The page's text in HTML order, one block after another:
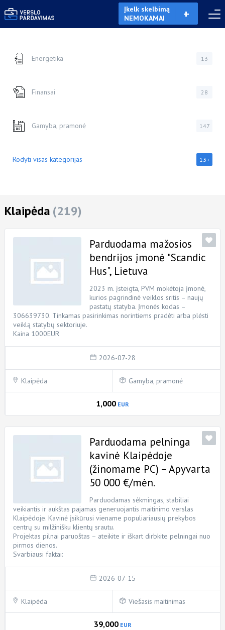
Įkelk skelbimą
NEMOKAMAI
Energetika 13
Finansai 28
Gamyba, pramonė 147
Rodyti visas kategorijas 13+
Klaipėda (219)
Parduodama mažosios
bendrijos įmonė "Scandic
Hus", Lietuva
2023 m. įsteigta, PVM mokėtoja įmonė,
kurios pagrindinė veiklos sritis – naujų
pastatų statyba. Įmonės kodas –
306639730. Tinkamas pasirinkimas norintiems pradėti arba plėsti
veiklą statybų sektoriuje.
Kaina 1000EUR
2026-07-28
Klaipėda Gamyba, pramonė
1,000 EUR
Parduodama pelninga
kavinė Klaipėdoje
(žinomame PC) – Apyvarta
50 000 €/mėn.
Parduodamas sėkmingas, stabiliai
veikiantis ir aukštas pajamas generuojantis maitinimo verslas
Klaipėdoje. Kavinė įsikūrusi viename populiariausių prekybos
centrų su milžinišku klientų srautu.
Projektas pilnai paruoštas – ateikite ir iškart dirbkite pelningai nuo
pirmos dienos.
Svarbiausi faktai:
2026-07-15
Klaipėda Viešasis maitinimas
39,000 EUR